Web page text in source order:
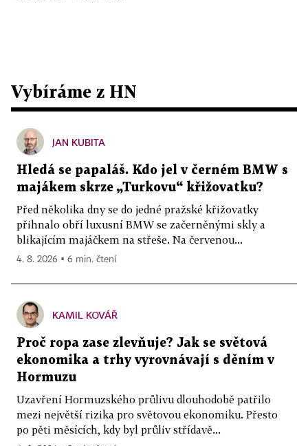
Vybíráme z HN
JAN KUBITA
Hledá se papaláš. Kdo jel v černém BMW s
majákem skrze „Turkovu“ křižovatku?
Před několika dny se do jedné pražské křižovatky
přihnalo obří luxusní BMW se začerněnými skly a
blikajícím majáčkem na střeše. Na červenou...
4. 8. 2026 ▪ 6 min. čtení
KAMIL KOVÁŘ
Proč ropa zase zlevňuje? Jak se světová
ekonomika a trhy vyrovnávají s děním v
Hormuzu
Uzavření Hormuzského průlivu dlouhodobě patřilo
mezi největší rizika pro světovou ekonomiku. Přesto
po pěti měsících, kdy byl průliv střídavě...